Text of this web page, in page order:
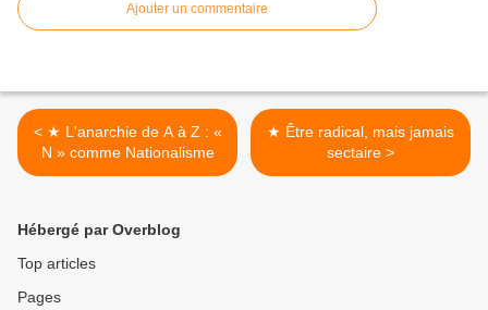
Ajouter un commentaire
< ★ L'anarchie de A à Z : «
N » comme Nationalisme
★ Être radical, mais jamais
sectaire >
Hébergé par Overblog
Top articles
Pages